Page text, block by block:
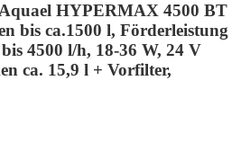
HYPERMAX 4500 BT
bis ca.1500 l, Förderleistung
4500 l/h, 18-36 W, 24 V
ca. 15,9 l + Vorfilter,